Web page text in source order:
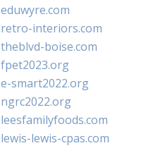
eduwyre.com
retro-interiors.com
theblvd-boise.com
fpet2023.org
e-smart2022.org
ngrc2022.org
leesfamilyfoods.com
lewis-lewis-cpas.com